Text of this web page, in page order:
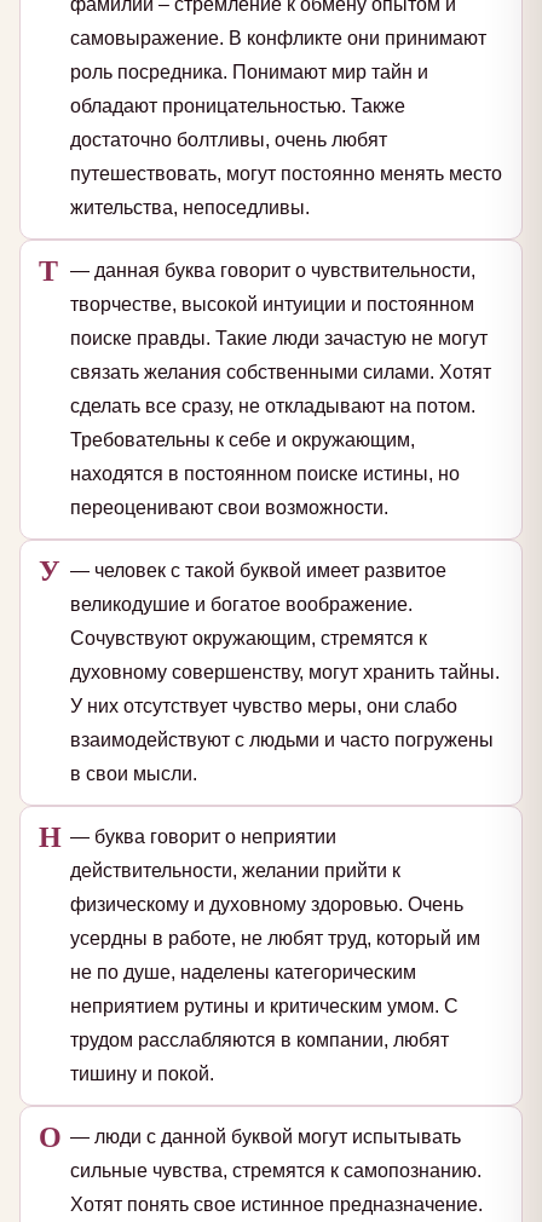
фамилии – стремление к обмену опытом и
самовыражение. В конфликте они принимают
роль посредника. Понимают мир тайн и
обладают проницательностью. Также
достаточно болтливы, очень любят
путешествовать, могут постоянно менять место
жительства, непоседливы.
Т — данная буква говорит о чувствительности,
творчестве, высокой интуиции и постоянном
поиске правды. Такие люди зачастую не могут
связать желания собственными силами. Хотят
сделать все сразу, не откладывают на потом.
Требовательны к себе и окружающим,
находятся в постоянном поиске истины, но
переоценивают свои возможности.
У — человек с такой буквой имеет развитое
великодушие и богатое воображение.
Сочувствуют окружающим, стремятся к
духовному совершенству, могут хранить тайны.
У них отсутствует чувство меры, они слабо
взаимодействуют с людьми и часто погружены
в свои мысли.
Н — буква говорит о неприятии
действительности, желании прийти к
физическому и духовному здоровью. Очень
усердны в работе, не любят труд, который им
не по душе, наделены категорическим
неприятием рутины и критическим умом. С
трудом расслабляются в компании, любят
тишину и покой.
О — люди с данной буквой могут испытывать
сильные чувства, стремятся к самопознанию.
Хотят понять свое истинное предназначение.